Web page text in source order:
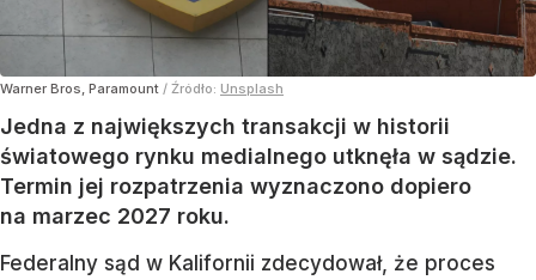
Warner Bros, Paramount / Źródło: Unsplash
Jedna z największych transakcji w historii
światowego rynku medialnego utknęła w sądzie.
Termin jej rozpatrzenia wyznaczono dopiero
na marzec 2027 roku.
Federalny sąd w Kalifornii zdecydował, że proces